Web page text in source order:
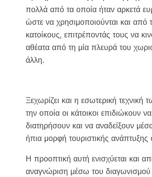
πολλά από τα οποία ήταν αρκετά
ώστε να χρησιμοποιούνται και από
κατοίκους, επιτρέποντάς τους να
αθέατα από τη μία πλευρά του
άλλη.
Ξεχωρίζει και η εσωτερική τεχνική
την οποία οι κάτοικοι επιδιώκουν να
διατηρήσουν και να αναδείξουν
ήπια μορφή τουριστικής ανάπτυξης
Η προοπτική αυτή ενισχύεται και
αναγνώριση μέσω του διαγωνισμού